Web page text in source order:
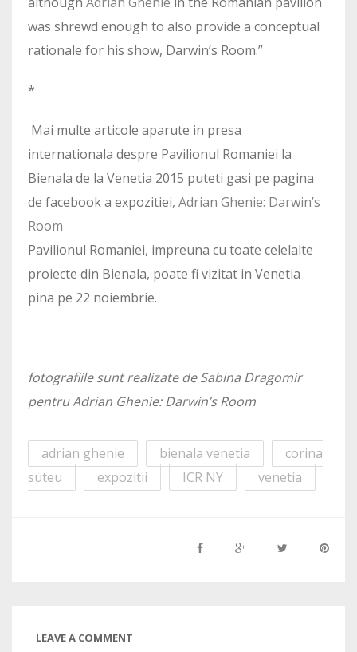
was shrewd enough to also provide a conceptual
rationale for his show, Darwin’s Room.”
*
Mai multe articole aparute in presa
internationala despre Pavilionul Romaniei la
Bienala de la Venetia 2015 puteti gasi pe pagina
de facebook a expozitiei, Adrian Ghenie: Darwin’s
Room
Pavilionul Romaniei, impreuna cu toate celelalte
proiecte din Bienala, poate fi vizitat in Venetia
pina pe 22 noiembrie.
fotografiile sunt realizate de Sabina Dragomir
pentru Adrian Ghenie: Darwin’s Room
adrian ghenie bienala venetia
corina
suteu
expozitii ICR NY venetia
LEAVE A COMMENT